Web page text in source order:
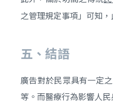
之管理規定事項」可知
五、結語
廣告對於民眾具有一定
等。而醫療行為影響人